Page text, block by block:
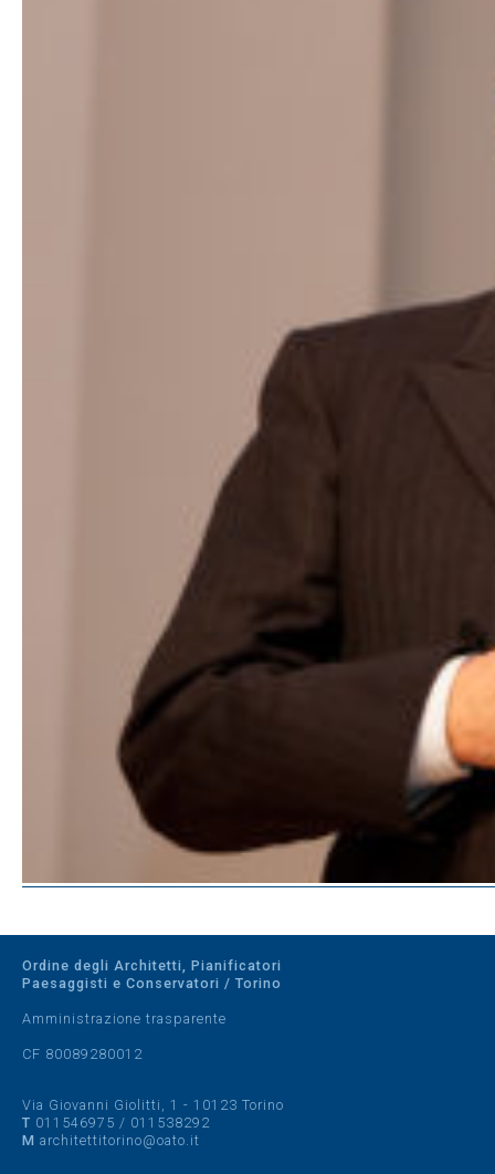
Ordine degli Architetti, Pianificatori
Paesaggisti e Conservatori / Torino
Amministrazione trasparente
CF 80089280012
Via Giovanni Giolitti, 1 - 10123 Torino
T 011546975 / 011538292
M architettitorino@oato.it